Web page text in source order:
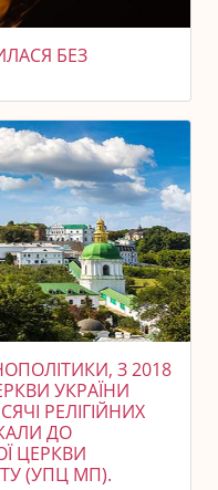
БЕЗ
З 2018
УКРАЇНИ
РЕЛІГІЙНИХ
ДО
ЦЕРКВИ
(УПЦ МП).